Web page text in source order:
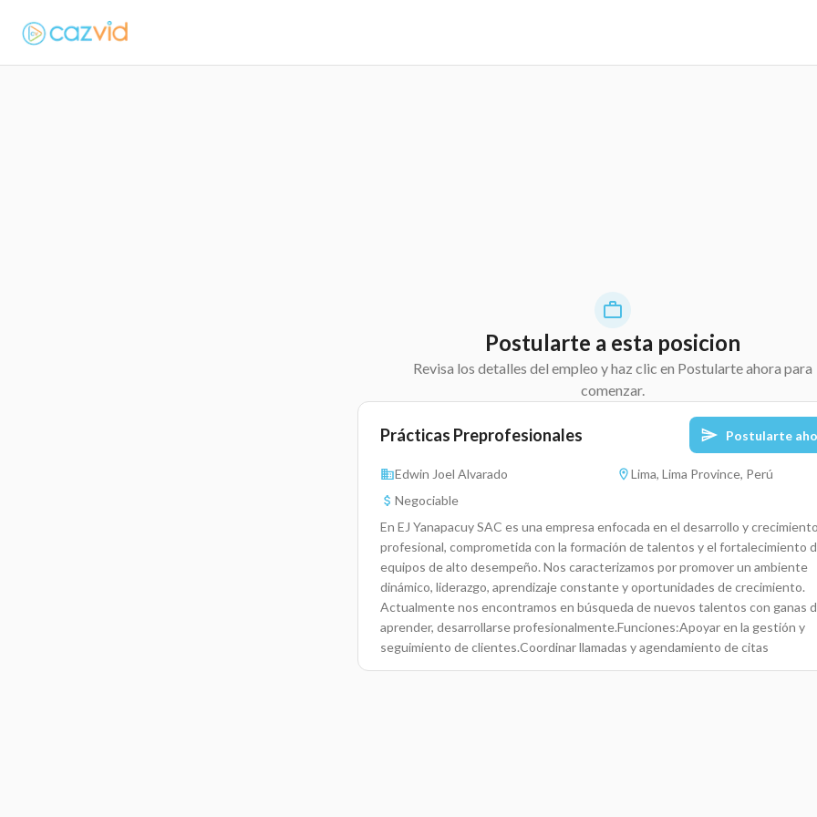
Postularte a esta posicion
Revisa los detalles del empleo y haz clic en Postularte ahora para
comenzar.
Prácticas Preprofesionales Postularte
Edwin Joel Alvarado
Lima, Lima Province, Perú
Negociable
En EJ Yanapacuy SAC es una empresa enfocada en el desarrollo y crecimiento
profesional, comprometida con la formación de talentos y el fortalecimiento
equipos de alto desempeño. Nos caracterizamos por promover un ambiente
dinámico, liderazgo, aprendizaje constante y oportunidades de crecimiento.
Actualmente nos encontramos en búsqueda de nuevos talentos con ganas
aprender, desarrollarse profesionalmente.Funciones:Apoyar en la gestión y
seguimiento de clientes.Coordinar llamadas y agendamiento de citas
comerciales.Brindar soporte al equipo como parte del